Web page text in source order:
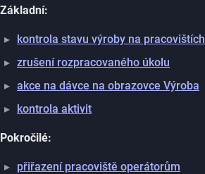
Základní:
kontrola stavu výroby na pracovištích
zrušení rozpracovaného úkolu
akce na dávce na obrazovce Výroba
kontrola aktivit
Pokročilé:
přiřazení pracoviště operátorům